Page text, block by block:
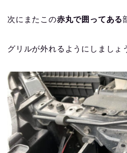
次にまたこの赤丸で囲ってある
グリルが外れるようにしましょ